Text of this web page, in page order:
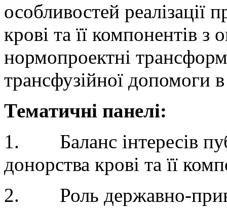
особливостей реалізації
крові та її компонентів з
нормопроектні
трансфузійної допомоги
Тематичні панелі:
1. Баланс інтересів
донорства крові та її
2. Роль державно-